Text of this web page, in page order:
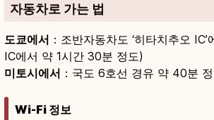
자동차로 가는 법
도쿄에서 ：조반자동차도 ‘히타치추오
IC에서 약 1시간 30분 정도)
미토시에서 ：국도 6호선 경유 약 40분
Wi-Fi 정보